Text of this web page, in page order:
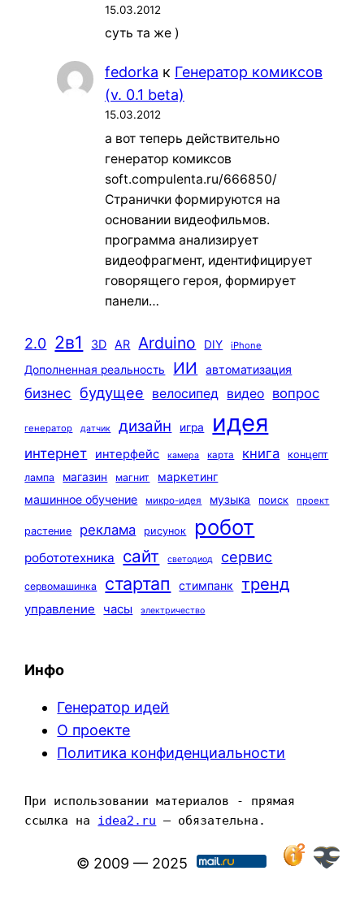
15.03.2012
суть та же )
fedorka к Генератор комиксов
(v. 0.1 beta)
15.03.2012
а вот теперь действительно
генератор комиксов
soft.compulenta.ru/666850/
Странички формируются на
основании видеофильмов.
программа анализирует
видеофрагмент, идентифицирует
говорящего героя, формирует
панели…
2.0 2в1 3D AR Arduino DIY iPhone
Дополненная реальность ИИ автоматизация
бизнес будущее велосипед видео вопрос
генератор датчик дизайн игра идея
интернет интерфейс камера карта книга
концепт
лампа
магазин магнит
маркетинг
машинное обучение
микро-идея музыка поиск проект
растение реклама рисунок робот
робототехника сайт светодиод сервис
сервомашинка стартап стимпанк тренд
управление часы электричество
Инфо
Генератор идей
О проекте
Политика конфиденциальности
При использовании материалов - прямая
ссылка на idea2.ru — обязательна.
© 2009 — 2025